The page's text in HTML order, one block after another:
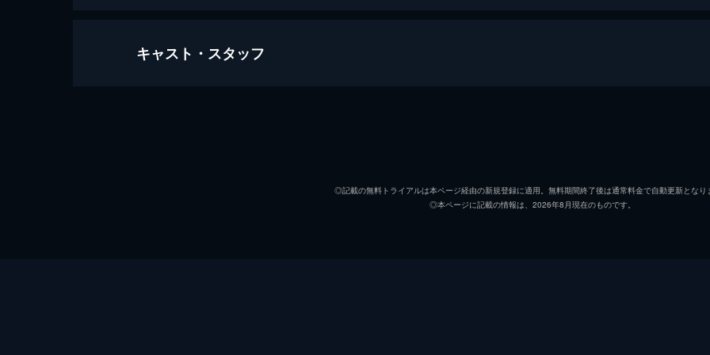
ロード・インフェルノ
キャスト・スタッフ
ヴィレム・デ・ヴォルフ
◎記載の無料トライアルは本ページ経由の新規登録に適用。無料期間終了後は通常料金で自動更新となり
◎本ページに記載の情報は、2026年8月現在のものです。